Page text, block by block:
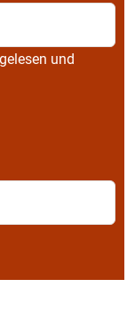
gelesen und